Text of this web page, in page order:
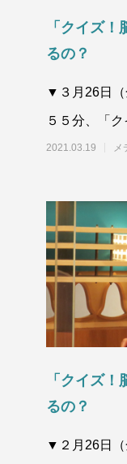
「クイズ
るの？
▼３月26日（
５５分、「
ってるの？」
2021.03.19 メ
「クイズ
るの？
▼２月26日（